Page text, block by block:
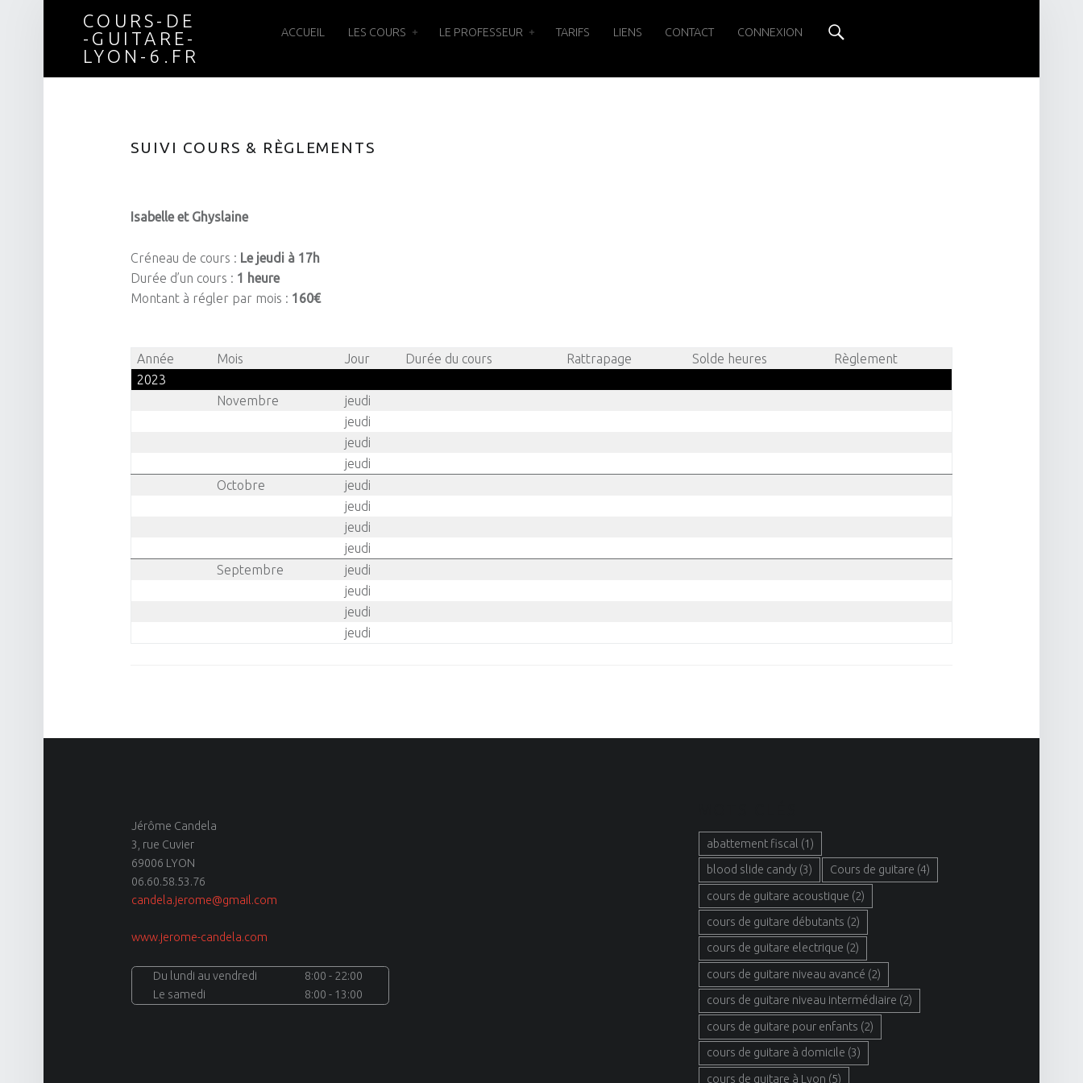
COURS-DE
-GUITARE-
LYON-6.FR
Cours-
Lyon-
Skip
ACCUEIL LES COURS LE PROFESSEUR TARIFS LIENS CONTACT CONNEXION
SUIVI COURS & RÈGLEMENTS
Isabelle et Ghyslaine
Créneau de cours : Le jeudi à 17h
Durée d’un cours : 1 heure
Montant à régler par mois : 160€
Année Mois Jour Durée du cours Rattrapage Solde heures
Règlement
2023
Novembre
jeudi
jeudi
jeudi
jeudi
Octobre
jeudi
jeudi
jeudi
jeudi
Septembre
jeudi
jeudi
jeudi
jeudi
Jérôme Candela
3, rue Cuvier
69006 LYON
06.60.58.53.76
candela.jerome@gmail.com
www.jerome-candela.com
Du lundi au vendredi
8:00 - 22:00
Le samedi
8:00 - 13:00
abattement fiscal (1)
blood slide candy (3) Cours de guitare (4)
cours de guitare acoustique (2)
cours de guitare débutants (2)
cours de guitare electrique (2)
cours de guitare niveau avancé (2)
cours de guitare niveau intermédiaire (2)
cours de guitare pour enfants (2)
cours de guitare à domicile (3)
cours de guitare à Lyon (5)